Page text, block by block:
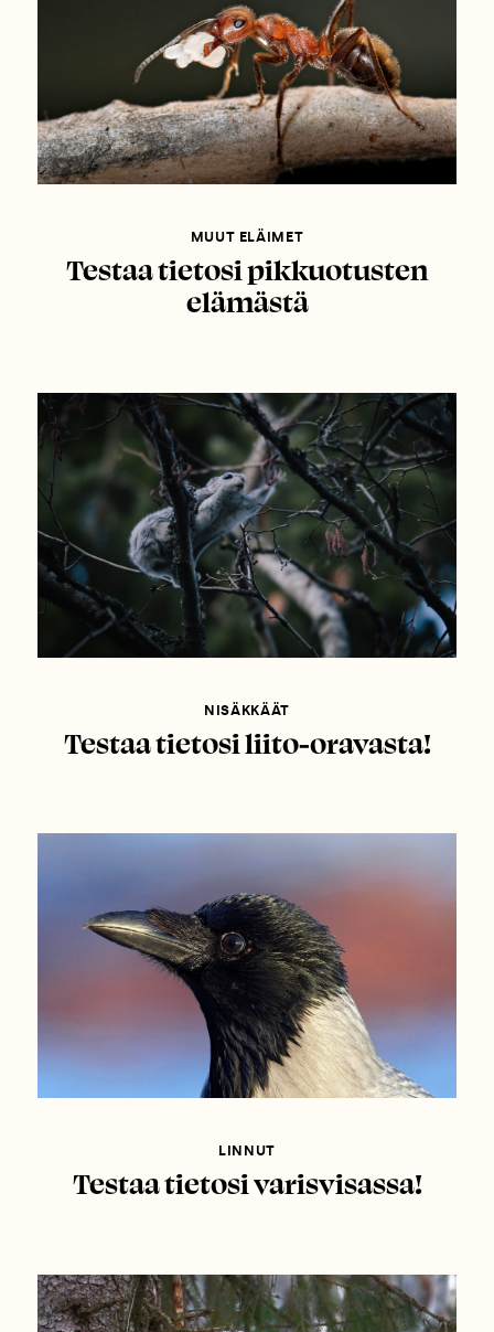
MUUT ELÄIMET
Testaa tietosi pikkuotusten
elämästä
NISÄKKÄÄT
Testaa tietosi liito-oravasta!
LINNUT
Testaa tietosi varisvisassa!